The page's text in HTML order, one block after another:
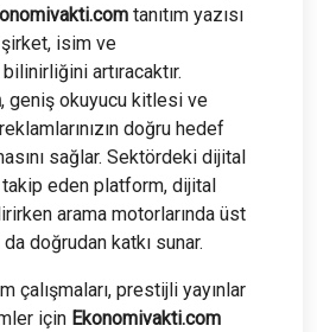
tanıtım yazısı
isim ve
bilinirliğini artıracaktır.
, geniş okuyucu kitlesi ve
doğru hedef
sağlar. Sektördeki dijital
eden platform, dijital
arama motorlarında üst
da doğrudan katkı sunar.
çalışmaları, prestijli yayınlar
için Ekonomivakti.com